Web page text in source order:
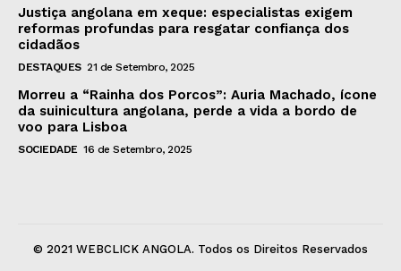
Justiça angolana em xeque: especialistas exigem
reformas profundas para resgatar confiança dos
cidadãos
DESTAQUES 21 de Setembro, 2025
Morreu a “Rainha dos Porcos”: Auria Machado, ícone
da suinicultura angolana, perde a vida a bordo de
voo para Lisboa
SOCIEDADE 16 de Setembro, 2025
© 2021 WEBCLICK ANGOLA. Todos os Direitos Reservados